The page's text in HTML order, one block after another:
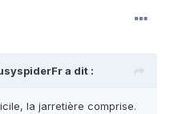
a dit :
la jarretière comprise.